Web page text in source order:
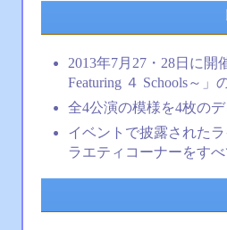
2013年7月27・28日に
Featuring ４ Schools～」
全4公演の模様を4枚の
イベントで披露された
ラエティコーナーをす